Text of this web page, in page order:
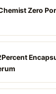
Zero